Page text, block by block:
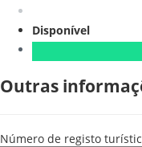
Disponível
Outras
Número de registo